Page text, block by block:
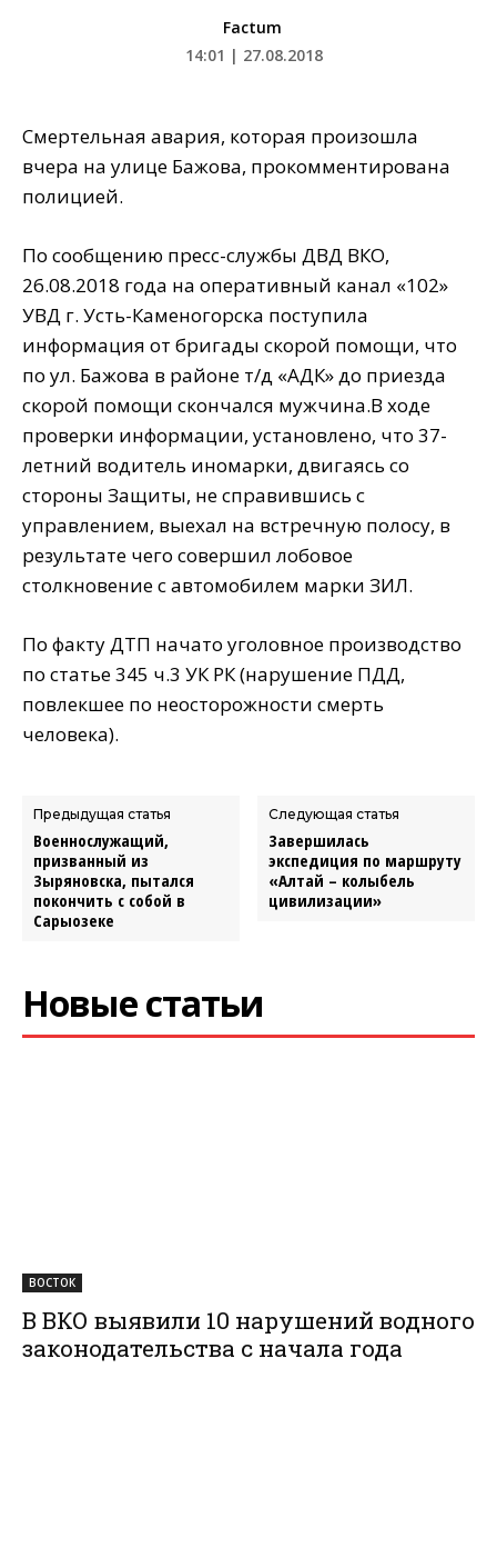
Factum
14:01 | 27.08.2018
Смертельная авария, которая произошла
вчера на улице Бажова, прокомментирована
полицией.
По сообщению пресс-службы ДВД ВКО,
26.08.2018 года на оперативный канал «102»
УВД г. Усть-Каменогорска поступила
информация от бригады скорой помощи, что
по ул. Бажова в районе т/д «АДК» до приезда
скорой помощи скончался мужчина.В ходе
проверки информации, установлено, что 37-
летний водитель иномарки, двигаясь со
стороны Защиты, не справившись с
управлением, выехал на встречную полосу, в
результате чего совершил лобовое
столкновение с автомобилем марки ЗИЛ.
По факту ДТП начато уголовное производство
по статье 345 ч.3 УК РК (нарушение ПДД,
повлекшее по неосторожности смерть
человека).
Предыдущая статья
Военнослужащий,
призванный из
Зыряновска, пытался
покончить с собой в
Сарыозеке
Следующая статья
Завершилась
экспедиция по маршруту
«Алтай – колыбель
цивилизации»
Новые статьи
ВОСТОК
В ВКО выявили 10 нарушений водного
законодательства с начала года